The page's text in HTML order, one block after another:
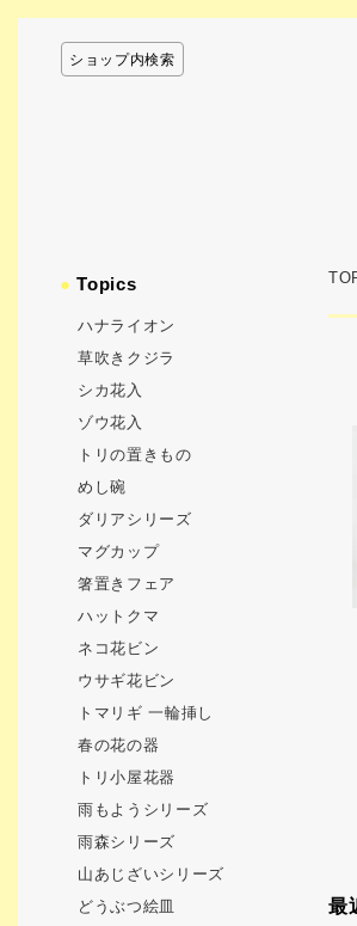
ショップ内検索
最
●Topics
ハナライオン
草吹きクジラ
シカ花入
ゾウ花入
トリの置きもの
めし碗
ダリアシリーズ
マグカップ
箸置きフェア
ハットクマ
ネコ花ビン
ウサギ花ビン
トマリギ 一輪挿し
春の花の器
トリ小屋花器
雨もようシリーズ
雨森シリーズ
山あじざいシリーズ
どうぶつ絵皿